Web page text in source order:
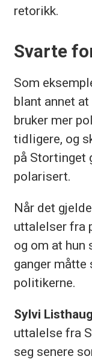
retorikk.
Svarte
Som
blant annet at
bruker mer
tidligere, og
på Stortinget
polarisert.
Når det
uttalelser fra
og om at
ganger
politikerne.
Sylvi Listhaug
uttalelse fra
seg senere